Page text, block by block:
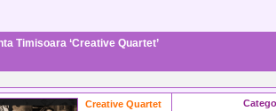
Timisoara ‘Creative Quartet’
Creative Quartet